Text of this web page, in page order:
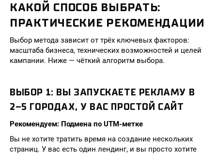
КАКОЙ СПОСОБ ВЫБРАТЬ:
ПРАКТИЧЕСКИЕ РЕКОМЕНДАЦИИ
Выбор метода зависит от трёх ключевых факторов:
масштаба бизнеса, технических возможностей и целей
кампании. Ниже — чёткий алгоритм выбора.
ВЫБОР 1: ВЫ ЗАПУСКАЕТЕ РЕКЛАМУ В
2–5 ГОРОДАХ, У ВАС ПРОСТОЙ САЙТ
Рекомендуем: Подмена по UTM-метке
Вы не хотите тратить время на создание нескольких
страниц. У вас есть один лендинг, и вы просто хотите